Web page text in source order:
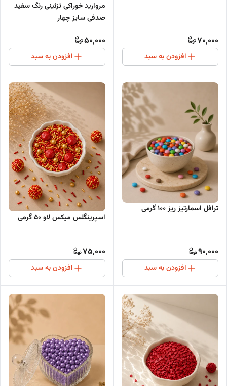
70,000
افزودن به سبد
مروارید خوراکی تزئینی رنگ سفید
صدفی سایز چهار
50,000
افزودن به سبد
ترافل اسمارتیز ریز 100 گرمی
90,000
افزودن به سبد
اسپرینگلس میکس لاو ۵۰ گرمی
75,000
افزودن به سبد